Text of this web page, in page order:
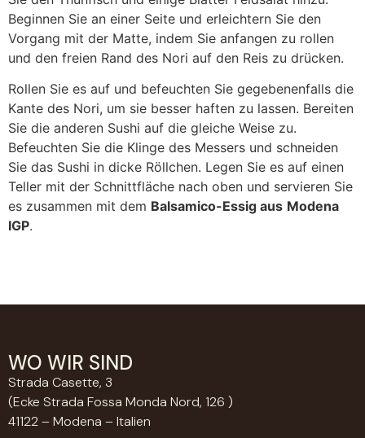
Beginnen Sie an einer Seite und erleichtern Sie den
Vorgang mit der Matte, indem Sie anfangen zu rollen
und den freien Rand des Nori auf den Reis zu drücken.
Rollen Sie es auf und befeuchten Sie gegebenenfalls die
Kante des Nori, um sie besser haften zu lassen. Bereiten
Sie die anderen Sushi auf die gleiche Weise zu.
Befeuchten Sie die Klinge des Messers und schneiden
Sie das Sushi in dicke Röllchen. Legen Sie es auf einen
Teller mit der Schnittfläche nach oben und servieren Sie
es zusammen mit dem Balsamico-Essig aus Modena
IGP.
WO WIR SIND
Strada Casette, 3
(Ecke Strada Fossa Monda Nord, 126 )
41122 – Modena – Italien